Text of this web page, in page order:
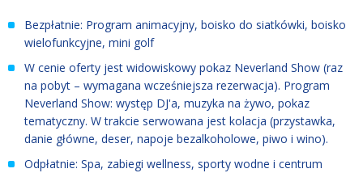
Bezpłatnie: Program animacyjny, boisko do siatkówki, boisko
wielofunkcyjne, mini golf
W cenie oferty jest widowiskowy pokaz Neverland Show (raz
na pobyt – wymagana wcześniejsza rezerwacja). Program
Neverland Show: występ DJ'a, muzyka na żywo, pokaz
tematyczny. W trakcie serwowana jest kolacja (przystawka,
danie główne, deser, napoje bezalkoholowe, piwo i wino).
Odpłatnie: Spa, zabiegi wellness, sporty wodne i centrum